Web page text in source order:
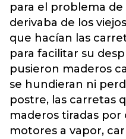
para el problema
derivaba de los
que hacían las
para facilitar su
pusieron maderos
se hundieran ni
postre, las carretas
maderos tiradas
motores a vapor,